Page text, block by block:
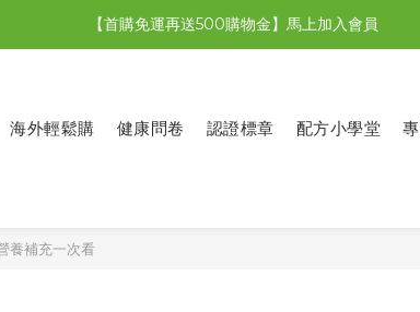
【限時特惠】全館滿1,000送500購物金！
【首購免運再送500購物金】馬上加入會員
海外輕鬆購 健康問卷 認證標章 配方小學堂
養補充一次看